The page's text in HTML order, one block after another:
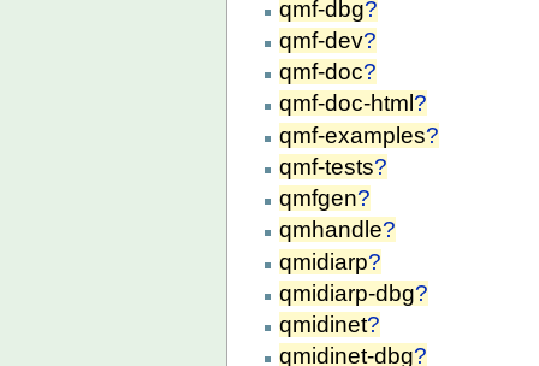
qmf-dbg?
qmf-dev?
qmf-doc?
qmf-doc-html ?
qmf-examples?
qmf-tests?
qmfgen?
qmhandle?
qmidiarp?
qmidiarp-dbg?
qmidinet?
qmidinet-dbg?